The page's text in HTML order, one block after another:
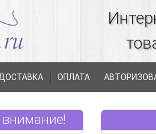
ОПЛАТА